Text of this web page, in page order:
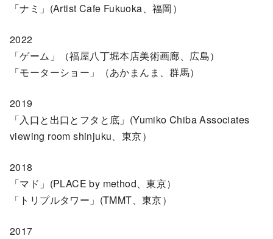
「ナミ」(Artist Cafe Fukuoka、福岡）
2022
「ゲーム」（福屋八丁堀本店美術画廊、広島）
「モーターショー」（あかまんま、群馬）
2019
「入口と出口とフタと底」(Yumiko Chiba Associates
viewing room shinjuku、東京）
2018
「マド」(PLACE by method、東京）
「トリプルタワー」(TMMT、東京）
2017